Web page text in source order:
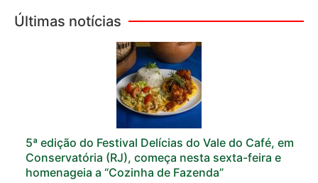
Últimas notícias
5ª edição do Festival Delícias do Vale do Café, em
Conservatória (RJ), começa nesta sexta-feira e
homenageia a “Cozinha de Fazenda”